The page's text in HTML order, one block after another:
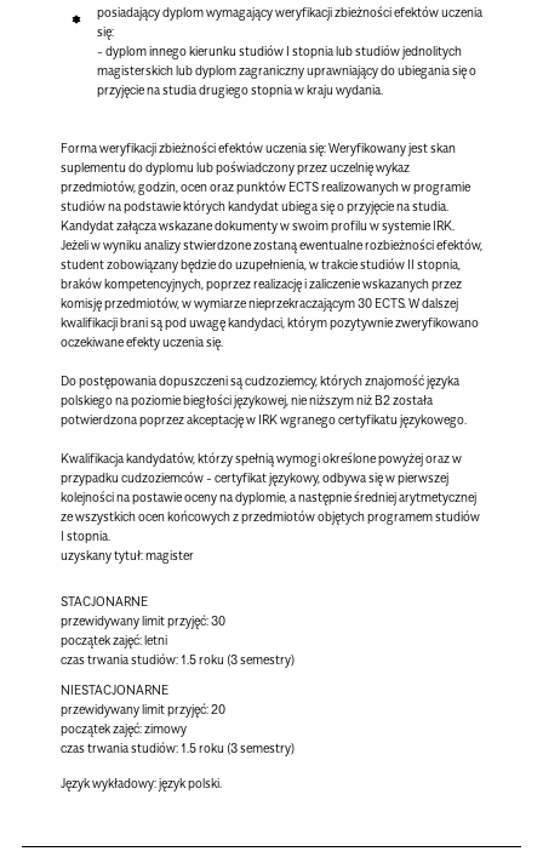
posiadający dyplom wymagający weryfikacji zbieżności efektów uczenia
się:
- dyplom innego kierunku studiów I stopnia lub studiów jednolitych
magisterskich lub dyplom zagraniczny uprawniający do ubiegania się o
przyjęcie na studia drugiego stopnia w kraju wydania.
Forma weryfikacji zbieżności efektów uczenia się:Weryfikowany jest skan
suplementu do dyplomu lub poświadczony przez uczelnię wykaz
przedmiotów, godzin, ocen oraz punktów ECTS realizowanych w programie
studiów na podstawie których kandydat ubiega się o przyjęcie na studia.
Kandydat załącza wskazane dokumenty w swoim profilu w systemie IRK.
Jeżeli w wyniku analizy stwierdzone zostaną ewentualne rozbieżności efektów,
student zobowiązany będzie do uzupełnienia, w trakcie studiów II stopnia,
braków kompetencyjnych, poprzez realizację i zaliczenie wskazanych przez
komisję przedmiotów, w wymiarze nieprzekraczającym 30 ECTS. W dalszej
kwalifikacji brani są pod uwagę kandydaci, którym pozytywnie zweryfikowano
oczekiwane efekty uczenia się.
Do postępowania dopuszczeni są cudzoziemcy, których znajomość języka
polskiego na poziomie biegłości językowej, nie niższym niż B2 została
potwierdzona poprzez akceptację w IRK wgranego certyfikatu językowego.
Kwalifikacja kandydatów, którzy spełnią wymogi określone powyżej oraz w
przypadku cudzoziemców - certyfikat językowy, odbywa się w pierwszej
kolejności na postawie oceny na dyplomie, a następnie średniej arytmetycznej
ze wszystkich ocen końcowych z przedmiotów objętych programem studiów
I stopnia.
uzyskany tytuł: magister
STACJONARNE
przewidywany limit przyjęć: 30
początek zajęć: letni
czas trwania studiów: 1.5 roku (3 semestry)
NIESTACJONARNE
przewidywany limit przyjęć: 20
początek zajęć: zimowy
czas trwania studiów: 1.5 roku (3 semestry)
Język wykładowy:język polski.